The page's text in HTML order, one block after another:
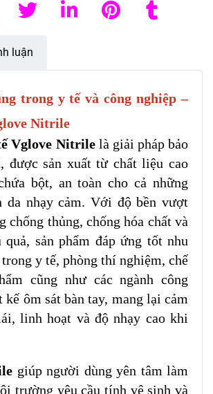
luận
trong y tế và công nghiệp –
Nitrile
Vglove Nitrilelà giải pháp bảo
được sản xuất từ chất liệu cao
bột, an toàn cho cả những
da nhạy cảm. Với độ bền vượt
chống thủng, chống hóa chất và
quả, sản phẩm đáp ứng tốt nhu
y tế, phòng thí nghiệm, chế
cũng như các ngành công
kế ôm sát bàn tay, mang lại cảm
linh hoạt và độ nhạy cao khi
giúp người dùng yên tâm làm
trường yêu cầu tính vệ sinh và